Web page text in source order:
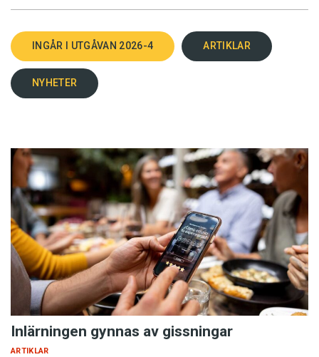
INGÅR I UTGÅVAN 2026-4 ARTIKLAR
NYHETER
Inlärningen gynnas av gissningar
ARTIKLAR